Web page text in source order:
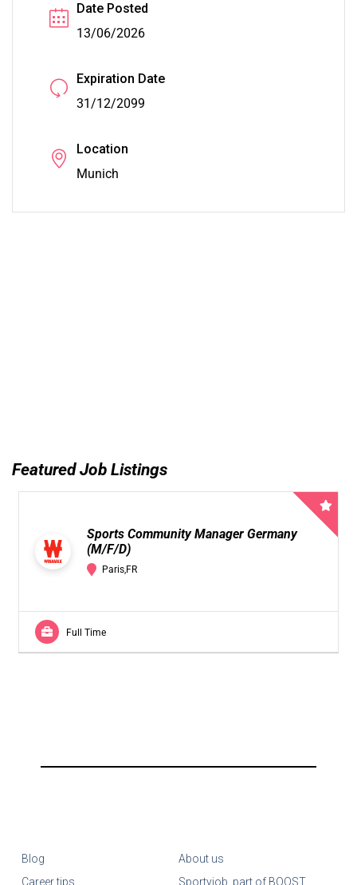
Date Posted
13/06/2026
Expiration Date
31/12/2099
Location
Munich
Featured Job Listings
Sports Community Manager Germany
(M/F/D)
Paris,FR
Full Time
Blog
Career tips
About us
Sportyjob, part of BOOST